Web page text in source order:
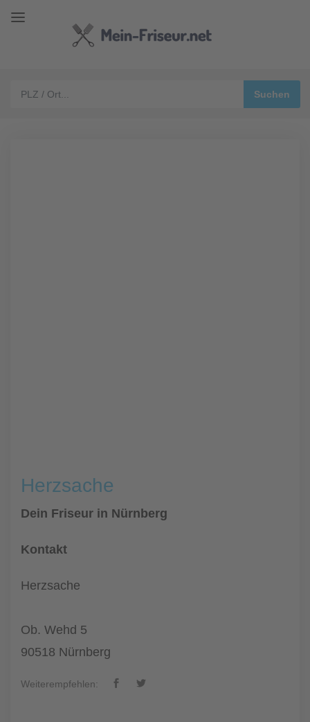
Herzsache
Dein Friseur in Nürnberg
Kontakt
Herzsache
Ob. Wehd 5
90518 Nürnberg
Weiterempfehlen: